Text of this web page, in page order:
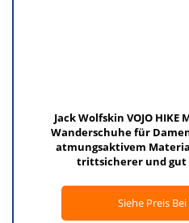
Jack Wolfskin VOJO HIKE
Wanderschuhe für
atmungsaktivem
trittsicherer und gut
Siehe Preis